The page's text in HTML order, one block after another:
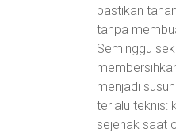
pastikan
tanpa
Seminggu
menjadi
terlalu teknis:
sejenak saat